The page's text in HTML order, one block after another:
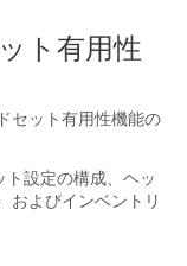
ト有用性
セット有用性機能の
設定の構成、ヘッ
およびインベントリ